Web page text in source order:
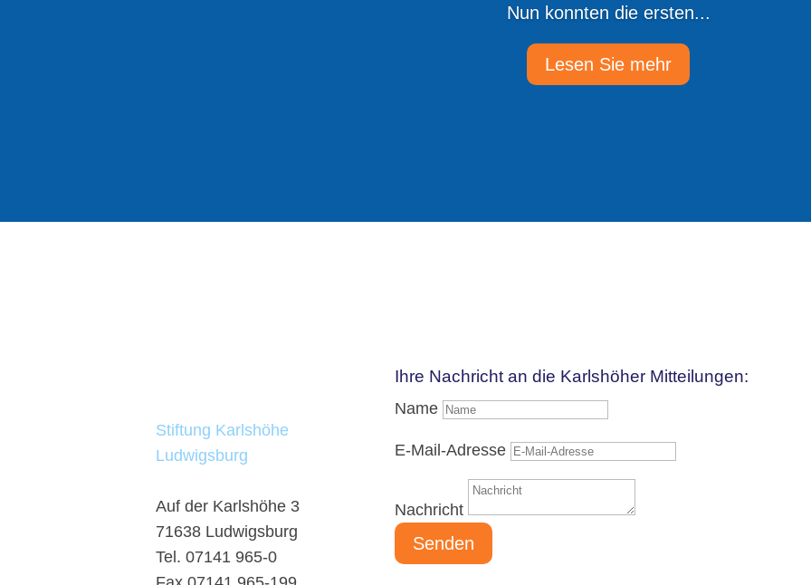
Nun konnten die ersten...
Lesen Sie mehr
Stiftung Karlshöhe
Ludwigsburg
Auf der Karlshöhe 3
71638 Ludwigsburg
Tel. 07141 965-0
Ihre Nachricht an die Karlshöher Mitteilungen:
Name
E-Mail-Adresse
Nachricht
Senden